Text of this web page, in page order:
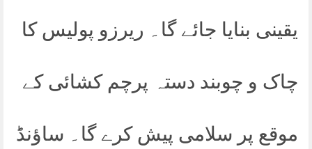
یقینی بنایا جائے گا۔ ریرزو پولیس کا
چاک و چوبند دستہ پرچم کشائی کے
موقع پر سلامی پیش کرے گا۔ ساؤنڈ